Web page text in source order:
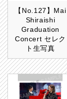
【No.127】Mai
Shiraishi
Graduation
Concert セレク
ト生写真